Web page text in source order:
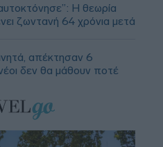
Η θεωρία
ζωντανή 64 χρόνια μετά
απέκτησαν 6
δεν θα μάθουν ποτέ